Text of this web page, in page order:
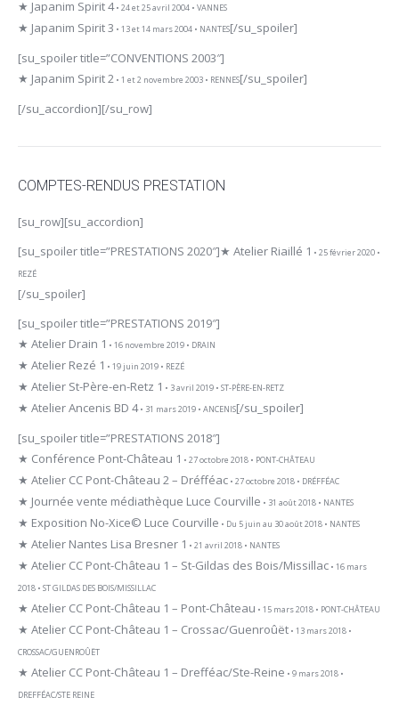
★ Japanim Spirit 4• 24 et 25 avril 2004 • VANNES
★ Japanim Spirit 3 • 13 et 14 mars 2004 • NANTES[/su_spoiler]
[su_spoiler title=”CONVENTIONS 2003″]
★ Japanim Spirit 2 • 1 et 2 novembre 2003 • RENNES[/su_spoiler]
[/su_accordion][/su_row]
COMPTES-RENDUS PRESTATION
[su_row][su_accordion]
[su_spoiler title=”PRESTATIONS 2020″]★ Atelier Riaillé 1 • 25 février 2020 •
REZÉ
[/su_spoiler]
[su_spoiler title=”PRESTATIONS 2019″]
★ Atelier Drain 1 • 16 novembre 2019 • DRAIN
★ Atelier Rezé 1 • 19 juin 2019 • REZÉ
★ Atelier St-Père-en-Retz 1 • 3 avril 2019 • ST-PÈRE-EN-RETZ
★ Atelier Ancenis BD 4• 31 mars 2019 • ANCENIS[/su_spoiler]
[su_spoiler title=”PRESTATIONS 2018″]
★ Conférence Pont-Château 1 • 27 octobre 2018 • PONT-CHÂTEAU
★ Atelier CC Pont-Château 2 – Dréfféac • 27 octobre 2018 • DRÉFFÉAC
★ Journée vente médiathèque Luce Courville • 31 août 2018 • NANTES
★ Exposition No-Xice© Luce Courville • Du 5 juin au 30 août 2018 • NANTES
★ Atelier Nantes Lisa Bresner 1 • 21 avril 2018 • NANTES
★ Atelier CC Pont-Château 1 – St-Gildas des Bois/Missillac • 16 mars
2018 • ST GILDAS DES BOIS/MISSILLAC
★ Atelier CC Pont-Château 1 – Pont-Château • 15 mars 2018 • PONT-CHÂTEAU
★ Atelier CC Pont-Château 1 – Crossac/Guenroûët • 13 mars 2018 •
CROSSAC/GUENROÛËT
★ Atelier CC Pont-Château 1 – Drefféac/Ste-Reine • 9 mars 2018 •
DREFFÉAC/STE REINE